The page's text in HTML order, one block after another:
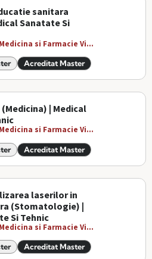
sanitara
Sanatate Si
si Farmacie Vi...
Acreditat Master
| Medical
si Farmacie Vi...
Acreditat Master
laserilor in
(Stomatologie) |
Si Tehnic
si Farmacie Vi...
Acreditat Master